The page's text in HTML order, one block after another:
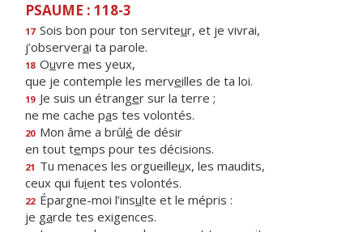
PSAUME : 118-3
17 Sois bon pour ton serviteur, et je vivrai,
j’observerai ta parole.
18 Ouvre mes yeux,
que je contemple les merveilles de ta loi.
19 Je suis un étranger sur la terre ;
ne me cache pas tes volontés.
20 Mon âme a brûlé de désir
en tout temps pour tes décisions.
21 Tu menaces les orgueilleux, les maudits,
ceux qui fuient tes volontés.
22 Épargne-moi l’insulte et le mépris :
je garde tes exigences.